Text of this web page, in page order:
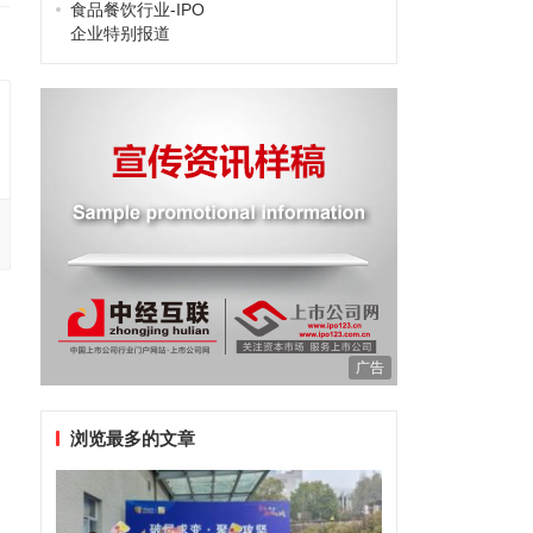
食品餐饮行业-IPO
企业特别报道
广告
浏览最多的文章